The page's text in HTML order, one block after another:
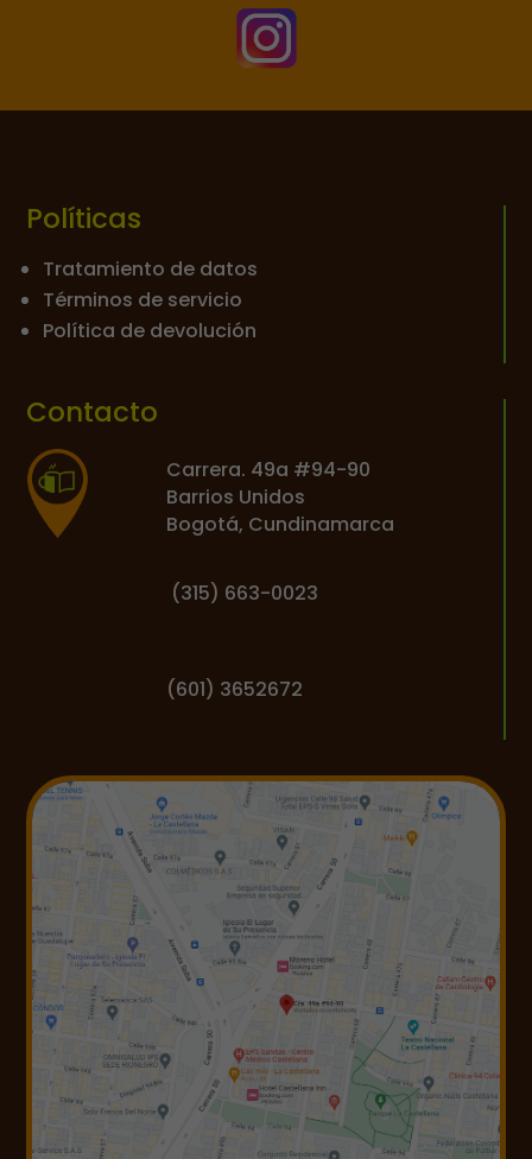

Políticas
Tratamiento de datos
Términos de servicio
Política de devolución
Contacto
Carrera. 49a #94-90
Barrios Unidos
Bogotá, Cundinamarca
(315) 663-0023
(601) 3652672